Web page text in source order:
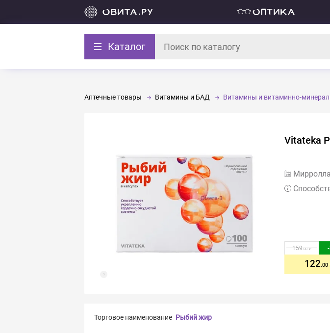
Каталог
Аптечные товары Витамины и БАД Витамины и витаминно-
Vitateka
159.00 -
122.00
Торговое наименование Рыбий жир